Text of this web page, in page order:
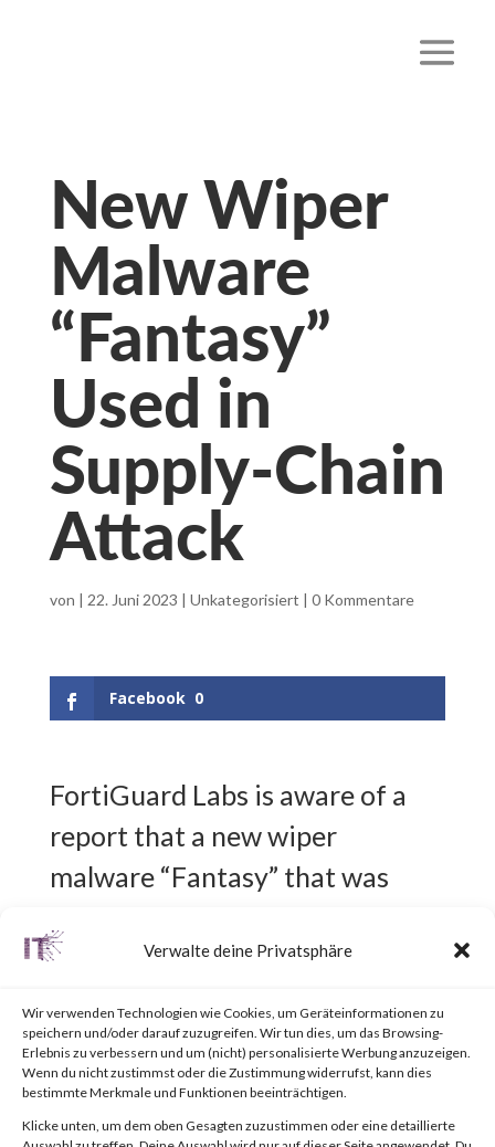
Verwalte deine Privatsphäre
Wir verwenden Technologien wie Cookies, um Geräteinformationen zu
speichern und/oder darauf zuzugreifen. Wir tun dies, um das Browsing-
Erlebnis zu verbessern und um (nicht) personalisierte Werbung anzuzeigen.
Wenn du nicht zustimmst oder die Zustimmung widerrufst, kann dies
bestimmte Merkmale und Funktionen beeinträchtigen.
Klicke unten, um dem oben Gesagten zuzustimmen oder eine detaillierte
New Wiper
Malware
“Fantasy”
Used in
Supply-Chain
Attack
von | 22. Juni 2023 | Unkategorisiert | 0 Kommentare
Facebook 0
FortiGuard Labs is aware of a
report that a new wiper
malware “Fantasy” that was
leveraging an unidentified
software commonly used in the
diamond industry. The report
states that Fantasy wiper
victims were observed in South